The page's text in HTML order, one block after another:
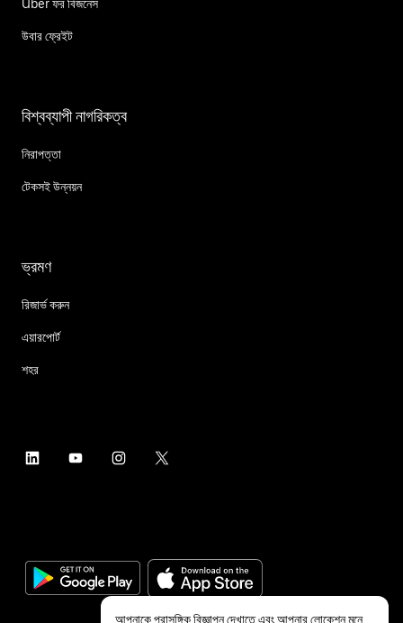
Uber ফর বিজনেস
উবার ফ্রেইট
বিশ্বব্যাপী নাগরিকত্ব
নিরাপত্তা
টেকসই উন্নয়ন
ভ্রমণ
রিজার্ভ করুন
এয়ারপোর্ট
শহর
আপনাকে প্রাসঙ্গিক বিজ্ঞাপন দেখাতে এবং আপনার লোকেশন মনে